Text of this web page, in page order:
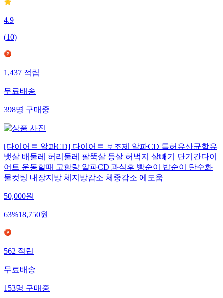
4.9
(10)
1,437 적립
무료배송
398명 구매중
[다이어트 알파CD] 다이어트 보조제 알파CD 특허유산균함유
뱃살 배둘레 허리둘레 팔뚝살 등살 허벅지 살빼기 단기간다이
어트 운동할때 고함량 알파CD 과식후 빵순이 밥순이 탄수화
물컷팅 내장지방 체지방감소 체중감소 에도움
50,000원
63%18,750원
562 적립
무료배송
153명 구매중